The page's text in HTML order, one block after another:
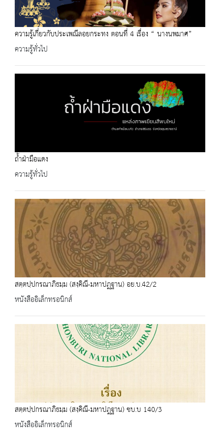
ความรู้เกี่ยวกับประเพณีลอยกระทง ตอนที่ 4 เรื่อง “ นางนพมาศ”
ความรู้ทั่วไป
ถ้ำฝ่ามือแดง
ความรู้ทั่วไป
สตฺตปฺปกรณาภิธมฺม (สงฺคิณี-มหาปฏฺฐาน) อย.บ.42/2
หนังสืออิเล็กทรอนิกส์
สตฺตปฺปกรณาภิธมฺม (สงฺคิณี-มหาปฎฺฐาน) ชบ.บ 140/3
หนังสืออิเล็กทรอนิกส์